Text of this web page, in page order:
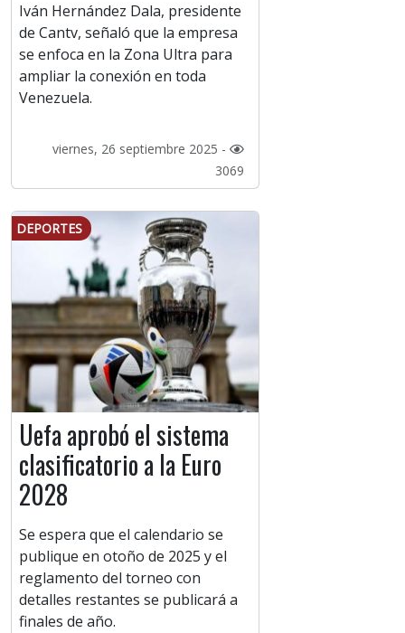
Iván Hernández Dala, presidente
de Cantv, señaló que la empresa
se enfoca en la Zona Ultra para
ampliar la conexión en toda
Venezuela.
viernes, 26 septiembre 2025 -
3069
DEPORTES
Uefa aprobó el sistema
clasificatorio a la Euro
2028
Se espera que el calendario se
publique en otoño de 2025 y el
reglamento del torneo con
detalles restantes se publicará a
finales de año.